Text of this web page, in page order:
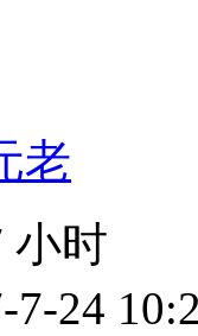
老
小时
7-24